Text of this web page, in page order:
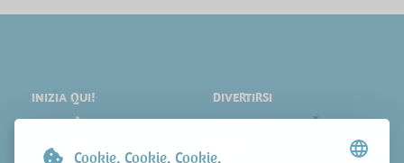
Cookie. Cookie. Cookie.
INIZIA QUI!
LOCALITÀ
COSA VEDERE
DIVERTIRSI
SHOPPING
EVENTI